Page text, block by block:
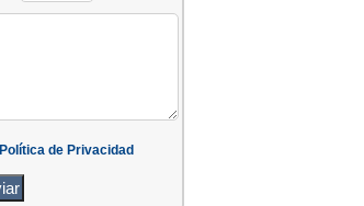
Política de Privacidad